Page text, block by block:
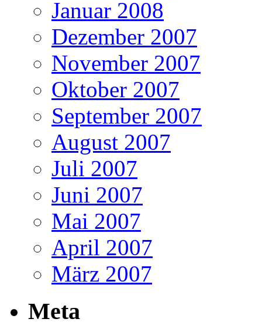
Januar 2008
Dezember 2007
November 2007
Oktober 2007
September 2007
August 2007
Juli 2007
Juni 2007
Mai 2007
April 2007
März 2007
Meta